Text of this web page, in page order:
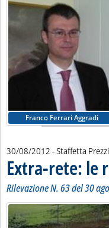
Franco Ferrari Aggradi
30/08/2012 - Staffetta
Extra-rete: le
Rilevazione N. 63 del 30